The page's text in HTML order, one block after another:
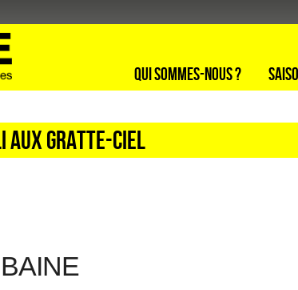
Qui sommes-nous ?
aux Gratte-ciel